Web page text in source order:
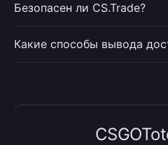
Безопасен ли CS.Trade?
Какие способы вывода